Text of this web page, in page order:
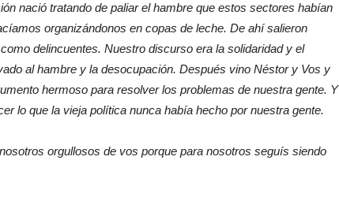
nació tratando de paliar el hambre que estos sectores habían
organizándonos en copas de leche. De ahí salieron
delincuentes. Nuestro discurso era la solidaridad y el
al hambre y la desocupación. Después vino Néstor y Vos y
hermoso para resolver los problemas de nuestra gente. Y
lo que la vieja política nunca había hecho por nuestra gente.
orgullosos de vos porque para nosotros seguís siendo